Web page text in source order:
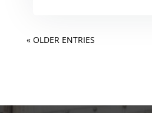
« OLDER ENTRIES